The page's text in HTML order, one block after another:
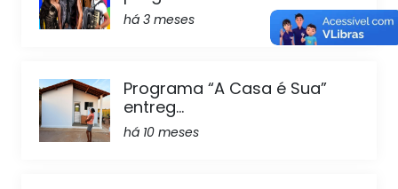
há 3 meses
Programa “A Casa é Sua”
entreg...
há 10 meses